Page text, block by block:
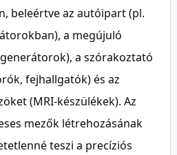
beleértve az autóipart (pl.
a megújuló
a szórakoztató
fejhallgatók) és az
(MRI-készülékek). Az
mezők létrehozásának
teszi a precíziós